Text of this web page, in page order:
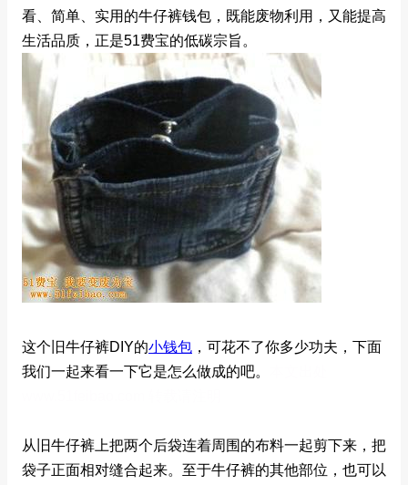
看、简单、实用的牛仔裤钱包，既能废物利用，又能提高
生活品质，正是51费宝的低碳宗旨。
这个旧牛仔裤DIY的小钱包 ，可花不了你多少功夫，下面
我们一起来看一下它是怎么做成的吧。
从旧牛仔裤上把两个后袋连着周围的布料一起剪下来，把
袋子正面相对缝合起来。至于牛仔裤的其他部位，也可以